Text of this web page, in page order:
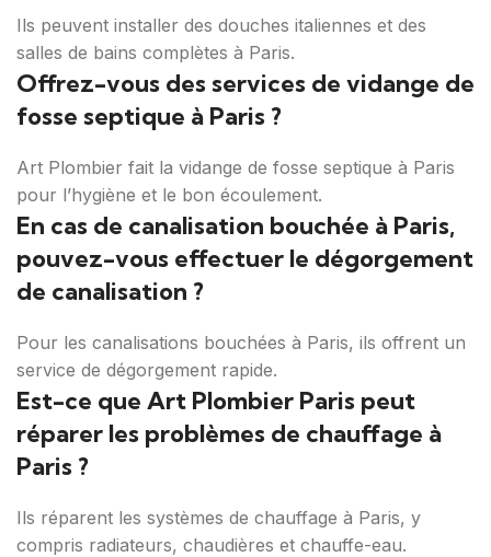
Ils peuvent installer des douches italiennes et des
salles de bains complètes à Paris.
Offrez-vous des services de vidange de
fosse septique à Paris ?
Art Plombier fait la vidange de fosse septique à Paris
pour l’hygiène et le bon écoulement.
En cas de canalisation bouchée à Paris,
pouvez-vous effectuer le dégorgement
de canalisation ?
Pour les canalisations bouchées à Paris, ils offrent un
service de dégorgement rapide.
Est-ce que Art Plombier Paris peut
réparer les problèmes de chauffage à
Paris ?
Ils réparent les systèmes de chauffage à Paris, y
compris radiateurs, chaudières et chauffe-eau.